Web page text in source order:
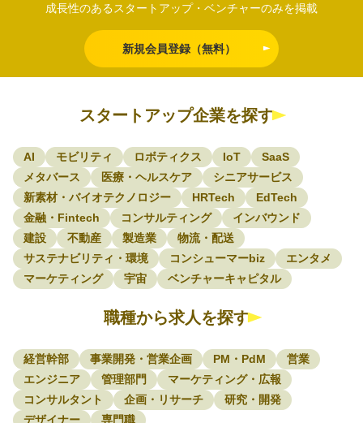
成長性のあるスタートアップ・ベンチャーのみを掲載
新規会員登録（無料）
スタートアップ企業を探す
AI モビリティ ロボティクス IoT
SaaS
メタバース
医療・ヘルスケア
シニアサービス
新素材・バイオテクノロジー
HRTech
EdTech
金融・Fintech
コンサルティング
インバウンド
建設
不動産 製造業
物流・配送
サステナビリティ・環境
コンシューマーbiz
エンタメ
マーケティング
宇宙 ベンチャーキャピタル
職種から求人を探す
経営幹部 事業開発・営業企画 PM・PdM
営業
エンジニア
管理部門
マーケティング・広報
コンサルタント
企画・リサーチ
研究・開発
デザイナー
専門職